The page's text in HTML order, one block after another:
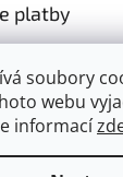
soubory
webu
informací
platby